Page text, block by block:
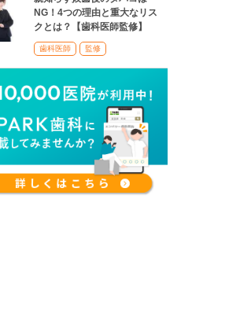
NG！4つの理由と重大なリス
クとは？【歯科医師監修】
歯科医師 監修